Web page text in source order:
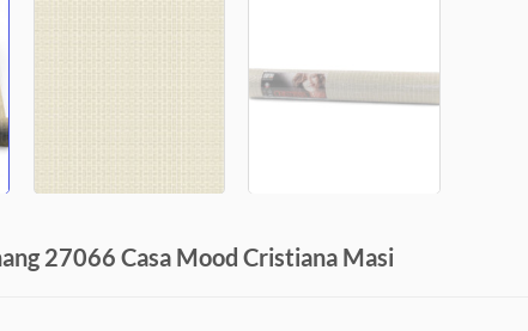
27066 Casa Mood Cristiana Masi